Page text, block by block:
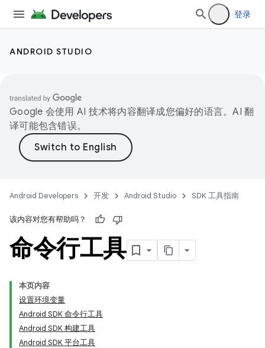
登录
ANDROID STUDIO
Google 会使用 AI 技术将内容翻译成您偏好的语言。AI 翻
译可能包含错误。
Android Developers 开发 Android Studio SDK 工具指南
该内容对您有帮助吗？
命令行工具
本页内容
设置环境变量
Android SDK 命令行工具
Android SDK 构建工具
Android SDK 平台工具